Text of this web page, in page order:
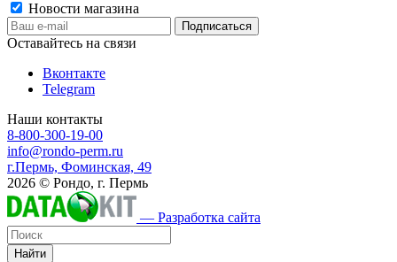
Новости магазина
Оставайтесь на связи
Вконтакте
Telegram
Наши контакты
8-800-300-19-00
info@rondo-perm.ru
г.Пермь, Фоминская, 49
2026 © Рондо, г. Пермь
— Разработка сайта
Найти